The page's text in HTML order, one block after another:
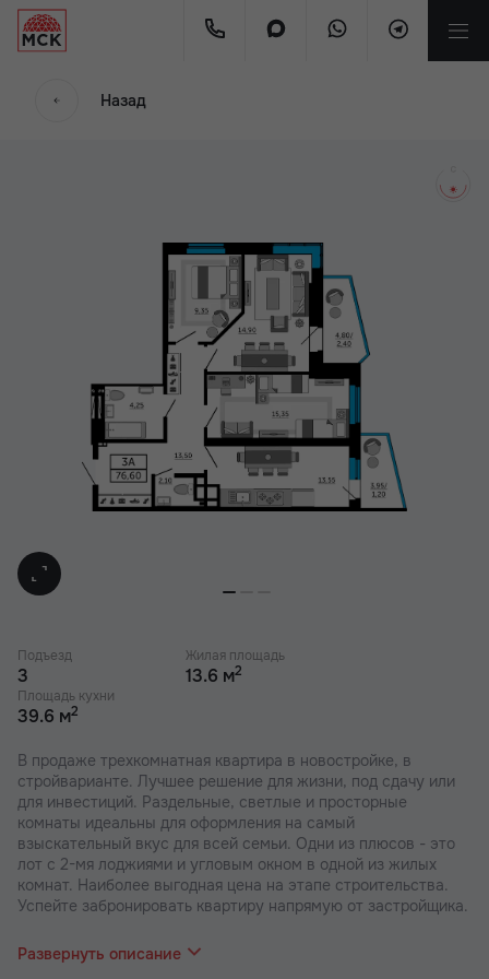
Назад
Подъезд
3
Жилая площадь
13.6 м2
Площадь кухни
39.6 м2
В продаже трехкомнатная квартира в новостройке, в
стройварианте. Лучшее решение для жизни, под сдачу или
для инвестиций. Раздельные, светлые и просторные
комнаты идеальны для оформления на самый
взыскательный вкус для всей семьи. Одни из плюсов - это
лот с 2-мя лоджиями и угловым окном в одной из жилых
комнат. Наиболее выгодная цена на этапе строительства.
Успейте забронировать квартиру напрямую от застройщика.
отделе продаж вас проконсультируют по актуальным
предложениям.
Развернуть описание